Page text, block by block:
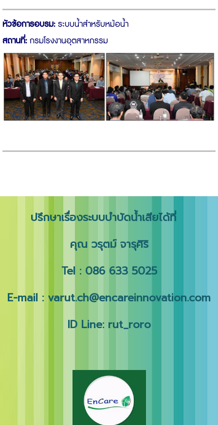
หัวข้อการอบรม:ระบบน้ำสำหรับหม้อน้ำ
สถานที่:กรมโรงงานอุตสาหกรรม
ปรึกษาเรื่องระบบบำบัดน้ำเสียได้ที่
คุณ วรุตม์ จารุศิริ
Tel : 086 633 5025
E-mail : varut.ch@encareinnovation.com
ID Line: rut_roro